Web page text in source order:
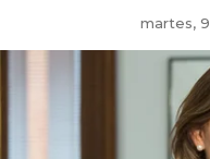
martes,